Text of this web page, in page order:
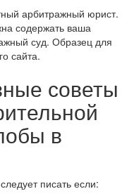
арбитражный юрист.
содержать ваша
суд. Образец для
сайта.
советы
в
писать если: